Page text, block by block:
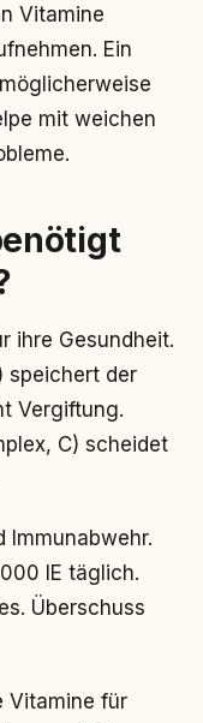
Vitamine
Ein
mit weichen
ihre Gesundheit.
speichert der
Vergiftung.
C) scheidet
Immunabwehr.
IE täglich.
Überschuss
Vitamine für